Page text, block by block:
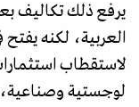
يرفع ذلك تكاليف
العربية، لكنه
لاستقطاب
لوجستية